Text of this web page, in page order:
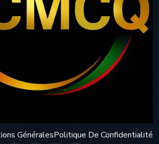
GénéralesPolitique De Confidentialité